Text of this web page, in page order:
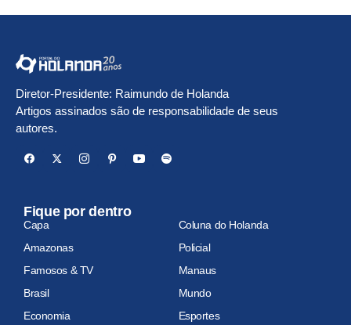
Diretor-Presidente: Raimundo de Holanda
Artigos assinados são de responsabilidade de seus
autores.
Fique por dentro
Capa
Coluna do Holanda
Amazonas
Policial
Famosos & TV
Manaus
Brasil
Mundo
Economia
Esportes